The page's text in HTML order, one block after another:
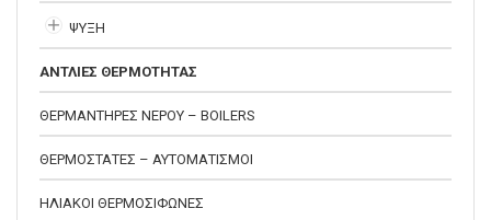
ΨΥΞΗ
ΑΝΤΛΙΕΣ ΘΕΡΜΟΤΗΤΑΣ
ΘΕΡΜΑΝΤΗΡΕΣ ΝΕΡΟΥ – BOILERS
ΘΕΡΜΟΣΤΑΤΕΣ – ΑΥΤΟΜΑΤΙΣΜΟΙ
ΗΛΙΑΚΟΙ ΘΕΡΜΟΣΙΦΩΝΕΣ